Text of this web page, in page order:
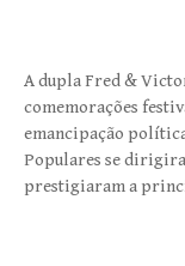
A dupla Fred &
comemorações
emancipação
Populares se
prestigiaram a